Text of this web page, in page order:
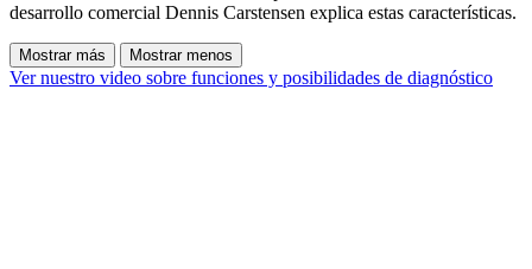
desarrollo comercial Dennis Carstensen explica estas características.
Mostrar más Mostrar menos
Ver nuestro video sobre funciones y posibilidades de diagnóstico